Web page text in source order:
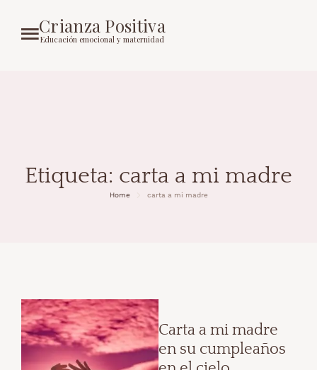
Crianza Positiva
Educación emocional y maternidad
Etiqueta: carta a mi madre
Home carta a mi madre
Carta a mi madre
en su cumpleaños